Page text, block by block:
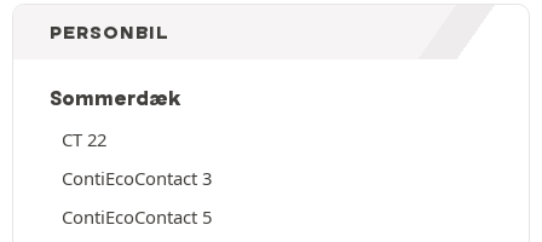
PERSONBIL
Sommerdæk
CT 22
ContiEcoContact 3
ContiEcoContact 5